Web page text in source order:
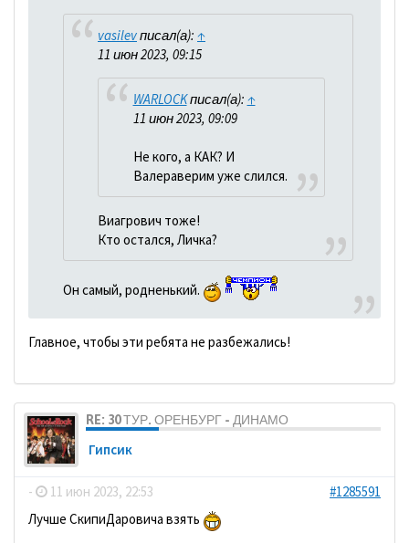
vasilevписал(а): ↑
11 июн 2023, 09:15
WARLOCKписал(а): ↑
11 июн 2023, 09:09
Не кого, а КАК? И
Валераверим уже слился.
Виагрович тоже!
Кто остался, Личка?
Он самый, родненький.
Главное, чтобы эти ребята не разбежались!
RE: 30 ТУР. ОРЕНБУРГ - ДИНАМО
Гипсик
- 11 июн 2023, 22:53
#1285591
Лучше СкипиДаровича взять